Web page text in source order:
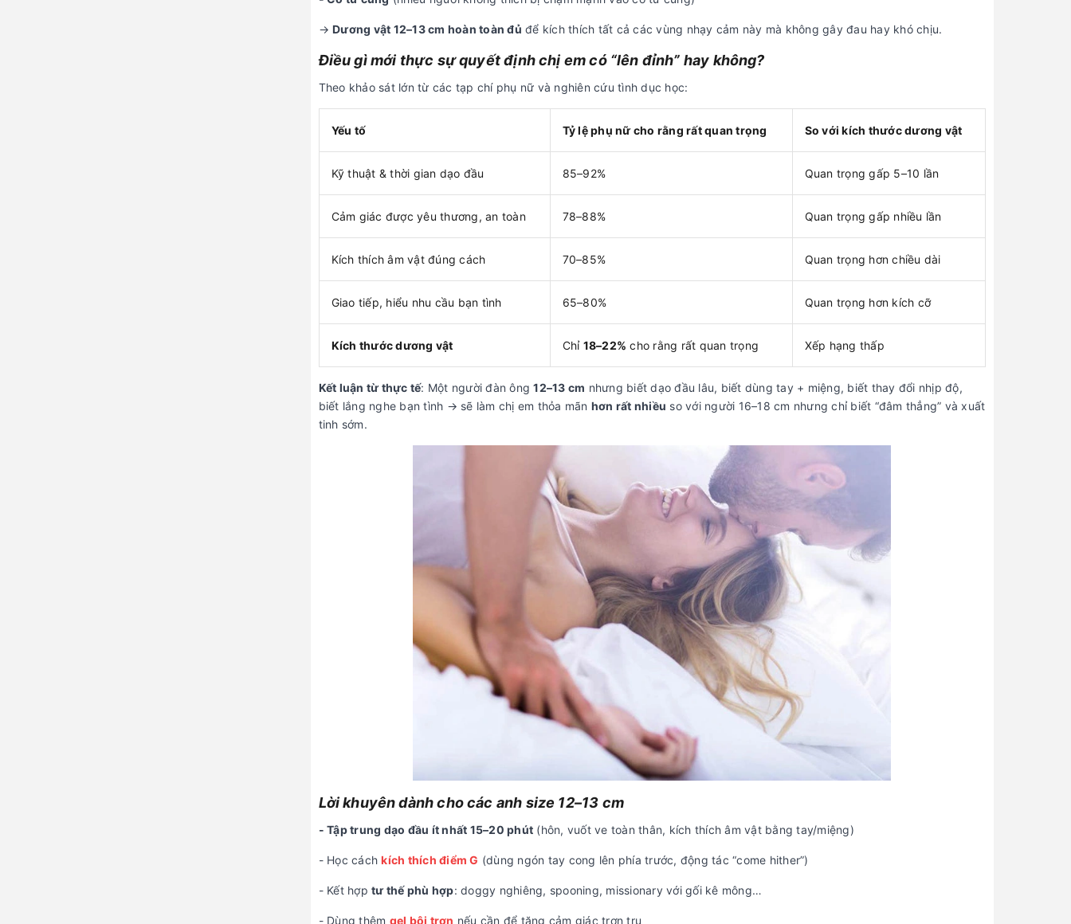
→ Dương vật 12–13 cm hoàn toàn đủ để kích thích tất cả các vùng nhạy cảm này mà không gây đau hay khó chịu.
Điều gì mới thực sự quyết định chị em có “lên đỉnh” hay không?
Theo khảo sát lớn từ các tạp chí phụ nữ và nghiên cứu tình dục học:
Yếu tố Tỷ lệ phụ nữ cho rằng rất quan trọng So với kích thước dương vật
Kỹ thuật & thời gian dạo đầu 85–92% Quan trọng gấp 5–10 lần
Cảm giác được yêu thương, an toàn 78–88% Quan trọng gấp nhiều lần
Kích thích âm vật đúng cách 70–85% Quan trọng hơn chiều dài
Giao tiếp, hiểu nhu cầu bạn tình 65–80% Quan trọng hơn kích cỡ
Kích thước dương vật Chỉ 18–22% cho rằng rất quan trọng Xếp hạng thấp
Kết luận từ thực tế: Một người đàn ông12–13 cm nhưng biết dạo đầu lâu, biết dùng tay + miệng, biết thay đổi nhịp độ,
biết lắng nghe bạn tình → sẽ làm chị em thỏa mãn hơn rất nhiều so với người 16–18 cm nhưng chỉ biết “đâm thẳng” và xuất
tinh sớm.
Lời khuyên dành cho các anh size 12–13 cm
- Tập trung dạo đầu ít nhất 15–20 phút (hôn, vuốt ve toàn thân, kích thích âm vật bằng tay/miệng)
- Học cáchkích thích điểm G (dùng ngón tay cong lên phía trước, động tác “come hither”)
- Kết hợp tư thế phù hợp: doggy nghiêng, spooning, missionary với gối kê mông…
- Dùng thêm gel bôi trơn nếu cần để tăng cảm giác trơn tru